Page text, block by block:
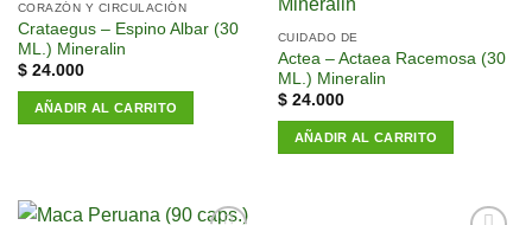
lista de
deseos
CORAZÓN Y CIRCULACIÓN
Crataegus – Espino Albar (30
ML.) Mineralin
$24.000
AÑADIR AL CARRITO
CUIDADO DE
Actea – Actaea Racemosa (30
ML.) Mineralin
$24.000
AÑADIR AL CARRITO